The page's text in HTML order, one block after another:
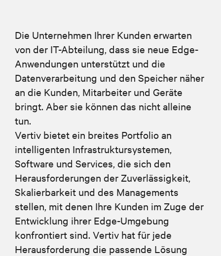
Die Unternehmen Ihrer Kunden erwarten
von der IT-Abteilung, dass sie neue Edge-
Anwendungen unterstützt und die
Datenverarbeitung und den Speicher näher
an die Kunden, Mitarbeiter und Geräte
bringt. Aber sie können das nicht alleine
tun.
Vertiv bietet ein breites Portfolio an
intelligenten Infrastruktursystemen,
Software und Services, die sich den
Herausforderungen der Zuverlässigkeit,
Skalierbarkeit und des Managements
stellen, mit denen Ihre Kunden im Zuge der
Entwicklung ihrer Edge-Umgebung
konfrontiert sind. Vertiv hat für jede
Herausforderung die passende Lösung